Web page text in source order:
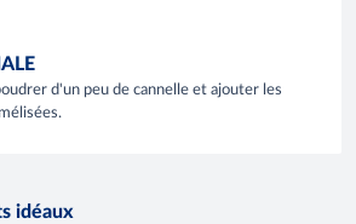
d'un peu de cannelle et ajouter les
idéaux